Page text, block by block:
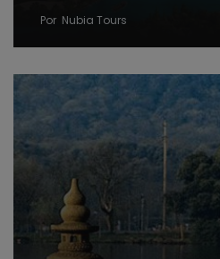
Por Nubia Tours